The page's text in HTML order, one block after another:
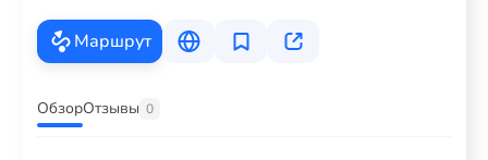
Маршрут
ОбзорОтзывы 0